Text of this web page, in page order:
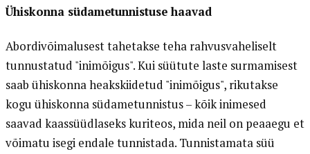
Ühiskonna südametunnistuse haavad
Abordivõimalusest tahetakse teha rahvusvaheliselt
tunnustatud "inimõigus". Kui süütute laste surmamisest
saab ühiskonna heakskiidetud "inimõigus", rikutakse
kogu ühiskonna südametunnistus – kõik inimesed
saavad kaassüüdlaseks kuriteos, mida neil on peaaegu et
võimatu isegi endale tunnistada. Tunnistamata süü